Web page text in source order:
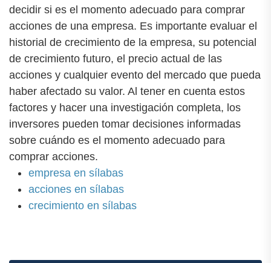
decidir si es el momento adecuado para comprar
acciones de una empresa. Es importante evaluar el
historial de crecimiento de la empresa, su potencial
de crecimiento futuro, el precio actual de las
acciones y cualquier evento del mercado que pueda
haber afectado su valor. Al tener en cuenta estos
factores y hacer una investigación completa, los
inversores pueden tomar decisiones informadas
sobre cuándo es el momento adecuado para
comprar acciones.
empresa en sílabas
acciones en sílabas
crecimiento en sílabas